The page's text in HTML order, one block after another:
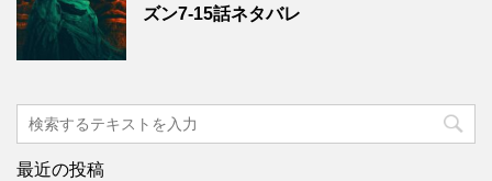
ズン7-15話ネタバレ
最近の投稿